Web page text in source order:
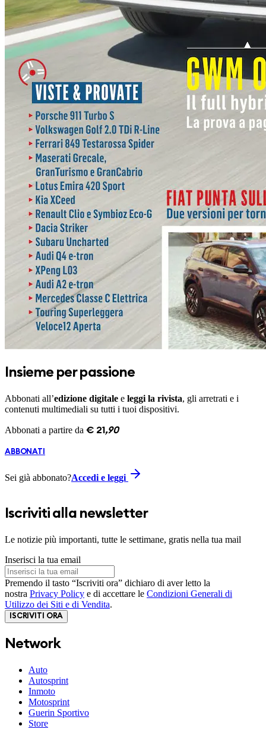
Insieme per passione
Abbonati all’edizione digitale e leggi la rivista, gli arretrati e i
contenuti multimediali su tutti i tuoi dispositivi.
Abbonati a partire da € 21 ,90
ABBONATI
Sei già abbonato?Accedi e leggi
Iscriviti alla newsletter
Le notizie più importanti, tutte le settimane, gratis nella tua mail
Inserisci la tua email
Premendo il tasto “Iscriviti ora” dichiaro di aver letto la
nostra Privacy Policy e di accettare le Condizioni Generali di
Utilizzo dei Siti e di Vendita.
ISCRIVITI ORA
Network
Auto
Autosprint
Inmoto
Motosprint
Guerin Sportivo
Store